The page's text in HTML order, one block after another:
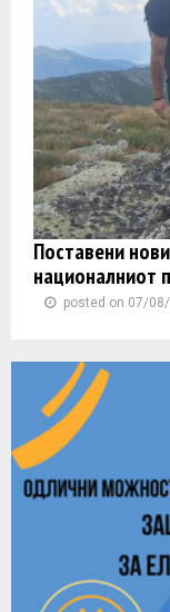
Поставени
националниот
posted on 07/